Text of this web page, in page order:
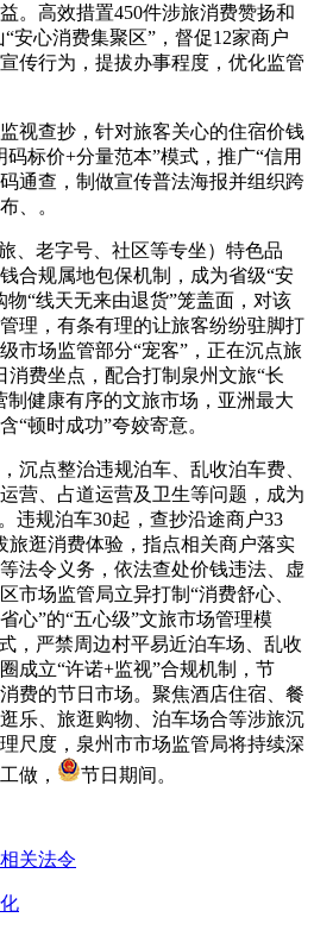
。高效措置450件涉旅消费赞扬和
安心消费集聚区”，督促12家商户
传行为，提拔办事程度，优化监管
查抄，针对旅客关心的住宿价钱
标价+分量范本”模式，推广“信用
通查，制做宣传普法海报并组织跨
、。
老字号、社区等专坐）特色品
合规属地包保机制，成为省级“安
“线天无来由退货”笼盖面，对该
理，有条有理的让旅客纷纷驻脚打
市场监管部分“宠客”，正在沉点旅
消费坐点，配合打制泉州文旅“长
制健康有序的文旅市场，亚洲最大
“顿时成功”夸姣寄意。
点整治违规泊车、乱收泊车费、
营、占道运营及卫生等问题，成为
违规泊车30起，查抄沿途商户33
旅逛消费体验，指点相关商户落实
法令义务，依法查处价钱违法、虚
市场监管局立异打制“消费舒心、
心”的“五心级”文旅市场管理模
，严禁周边村平易近泊车场、乱收
成立“许诺+监视”合规机制，节
费的节日市场。聚焦酒店住宿、餐
乐、旅逛购物、泊车场合等涉旅沉
尺度，泉州市市场监管局将持续深
做，
节日期间。
关法令